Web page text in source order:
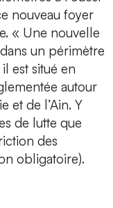
nouveau foyer
« Une nouvelle
un périmètre
est situé en
autour
et de l’Ain. Y
de lutte que
des
obligatoire).